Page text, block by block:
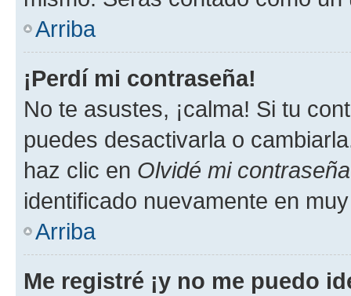
Arriba
¡Perdí mi contraseña!
No te asustes, ¡calma! Si tu
puedes desactivarla o
haz clic en Olvidé mi contraseña
identificado nuevamente en
Arriba
Me registré ¡y no me puedo